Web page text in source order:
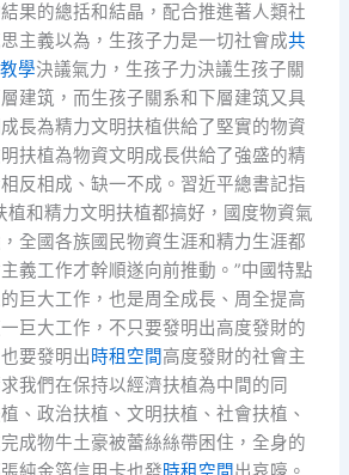
果的總括和結晶，配合推進著人類社
主義以為，生孩子力是一切社會成共
學決議氣力，生孩子力決議生孩子關
建筑，而生孩子關系和下層建筑又具
長為精力文明扶植供給了堅實的物資
扶植為物資文明成長供給了強盛的精
反相成、缺一不成。習近平總書記指
植和精力文明扶植都搞好，國度物資氣
全國各族國民物資生涯和精力生涯都
義工作才幹順遂向前推動。”中國特點
巨大工作，也是周全成長、周全提高
巨大工作，不只要發明出高度發財的
要發明出 時租空間高度發財的社會主
我們在保持以經濟扶植為中間的同
、政治扶植、文明扶植、社會扶植、
成物牛土豪被蕾絲絲帶困住，全身的